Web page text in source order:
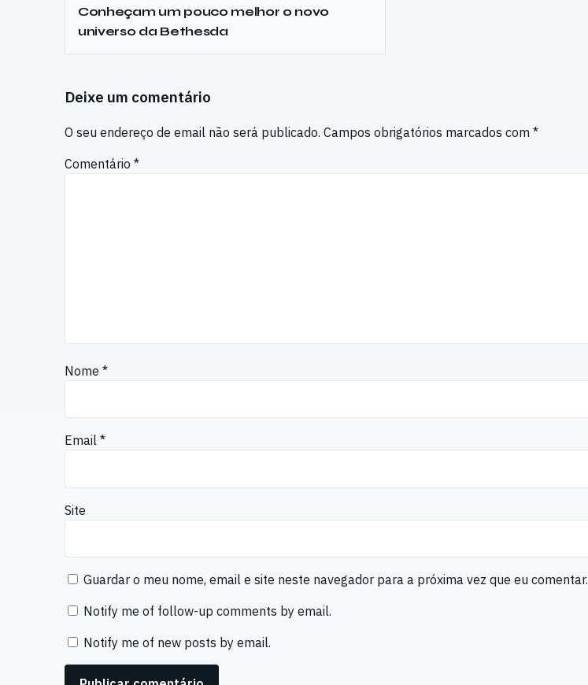
Conheçam um pouco melhor o novo
universo da Bethesda
Deixe um comentário
O seu endereço de email não será publicado. Campos obrigatórios marcados com *
Comentário *
Nome *
Email *
Site
Guardar o meu nome, email e site neste navegador para a próxima vez que eu comentar.
Notify me of follow-up comments by email.
Notify me of new posts by email.